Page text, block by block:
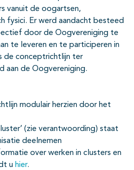
vanuit de oogartsen,
fysici. Er werd aandacht besteed
door de Oogvereniging te
te leveren en te participeren in
de conceptrichtlijn ter
aan de Oogvereniging.
modulair herzien door het
(zie verantwoording) staat
deelnemen
over werken in clusters en
u hier.